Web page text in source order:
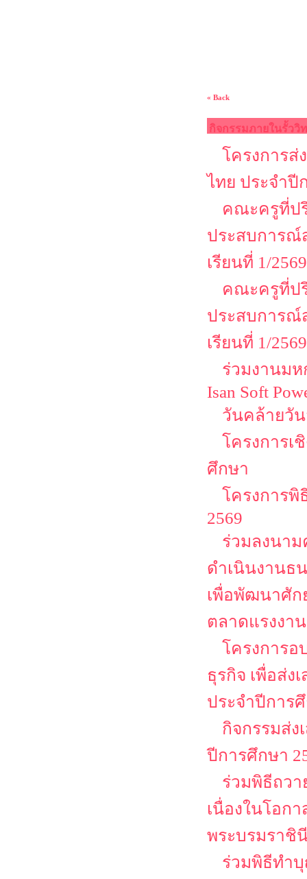
« Back
กิจกรรมภายในรั้ววิ
โครงการส่
ไทย ประจำ
คณะครูที่ป
ประสบการณ์
เรียนที่ 1/2569
คณะครูที่ป
ประสบการณ์
เรียนที่ 1/2569
ร่วมงานมห
Isan Soft
วันคล้ายวั
โครงการเ
ศึกษา
โครงการพิ
2569
ร่วมลงนาม
ดำเนินงานธ
เพื่อพัฒนาศัก
ตลาดแรงงา
โครงการอ
ธุรกิจ เพื่อส่
ประจำปีการ
กิจกรรมส่ง
ปีการศึกษา
ร่วมพิธีถว
เนื่องในโอก
พระบรมราชิ
ร่วมพิธีทำ